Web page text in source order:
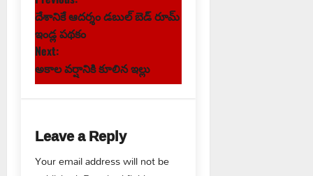
o
s
t
n
a
దేశానికే ఆదర్శం డబుల్ బెడ్ రూమ్
ఇండ్ల పథకం
Next:
అకాల వర్షానికి కూలిన ఇల్లు
Leave a Reply
Your email address will not be